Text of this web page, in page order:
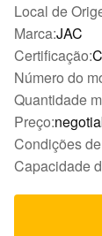
Local de
Marca:JAC
Certificação:
Número do
Quantidade
Preço:
Condições
Capacidade